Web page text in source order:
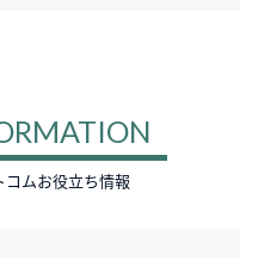
ムお役立ち情報